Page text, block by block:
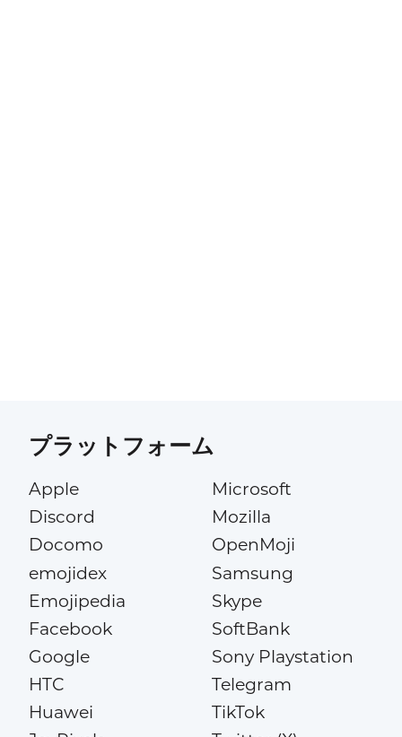
プラットフォーム
Apple
Discord
Docomo
emojidex
Emojipedia
Facebook
Google
HTC
Huawei
Microsoft
Mozilla
OpenMoji
Samsung
Skype
SoftBank
Sony Playstation
Telegram
TikTok